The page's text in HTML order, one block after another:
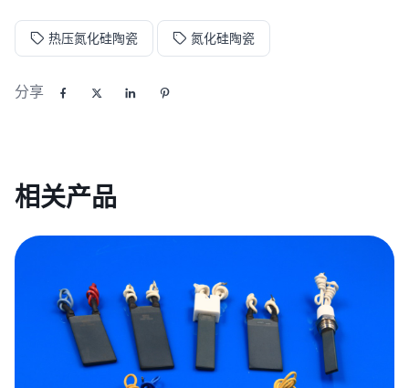
热压氮化硅陶瓷 氮化硅陶瓷
分享
相关产品